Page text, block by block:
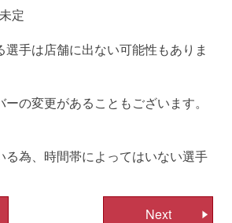
定
手は店舗に出ない可能性もありま
の変更があることもございます。
る為、時間帯によってはいない選手
Next